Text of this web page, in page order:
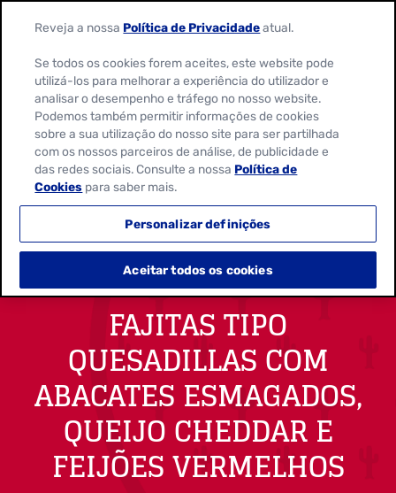
FAJITAS TIPO
QUESADILLAS COM
ABACATES ESMAGADOS,
QUEIJO CHEDDAR E
FEIJÕES VERMELHOS
Reveja a nossa Política de Privacidadeatual.
Se todos os cookies forem aceites, este website pode
utilizá-los para melhorar a experiência do utilizador e
analisar o desempenho e tráfego no nosso website.
Podemos também permitir informações de cookies
sobre a sua utilização do nosso site para ser partilhada
com os nossos parceiros de análise, de publicidade e
das redes sociais. Consulte a nossa Política de
Cookies para saber mais.
Personalizar definições
Aceitar todos os cookies